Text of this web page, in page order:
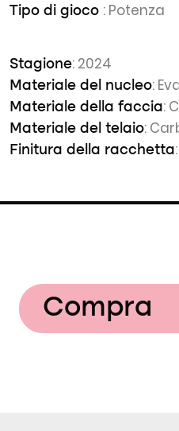
Tipo di gioco : Potenza
Stagione: 2024
Materiale del nucleo:
Materiale della faccia:
Materiale del telaio:
Finitura della racchetta
Compra